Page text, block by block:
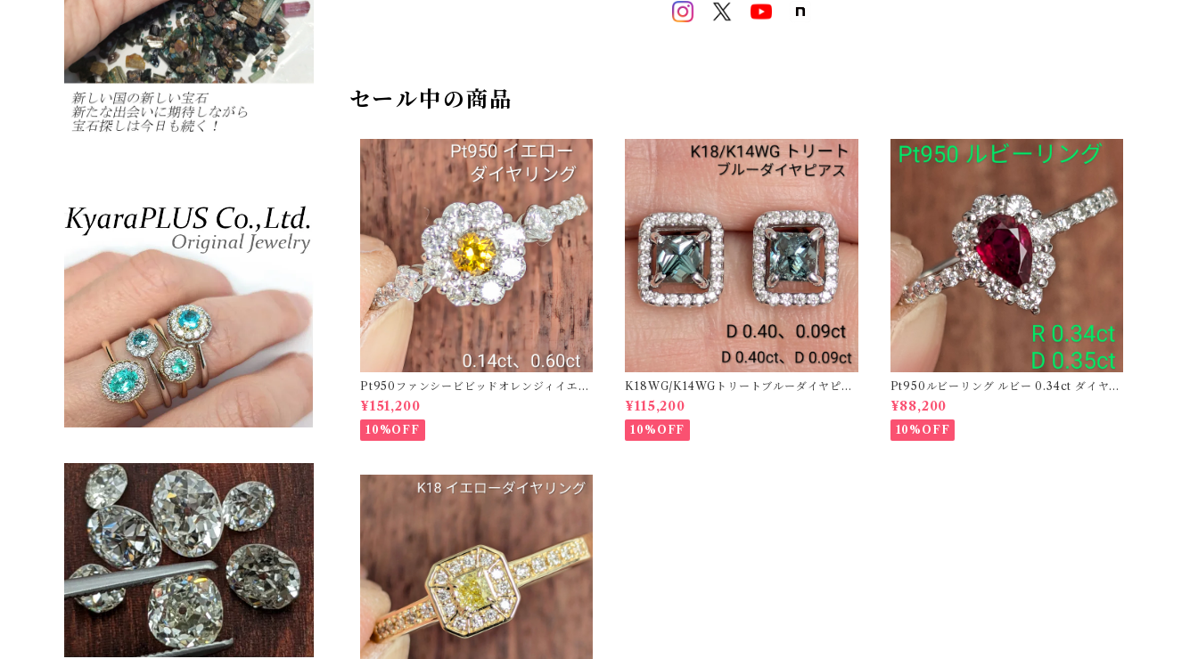
セール中の商品
Pt950ファンシービビッドオレンジィイエロ
ーダイヤリング D 0.144ct D 0.60ct【PRO
208782】
¥151,200
10%OFF
K18WG/K14WGトリートブルーダイヤピア
ス 【PRO208939】
¥115,200
10%OFF
Pt950ルビーリング ルビー 0.34ct ダイヤモ
ンド 0.35ct【PRO206885】
¥88,200
10%OFF